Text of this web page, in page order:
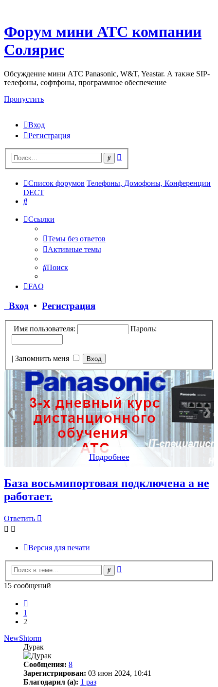
Форум мини АТС компании
Солярис
Обсуждение мини АТС Panasonic, W&T, Yeastar. А также SIP-
телефоны, софтфоны, программное обеспечение
Пропустить
Вход
Регистрация
Поиск
Список форумов Телефоны, Домофоны, Конференции
DECT
Поиск
Ссылки
Темы без ответов
Активные темы
Поиск
FAQ
Вход • Регистрация
Имя пользователя: Пароль:
| Запомнить меня
Подробнее
❮ ❯
База восьмипортовая подключена а не
работает.
Ответить
Версия для печати
Поиск
15 сообщений
1
2
NewShtorm
Дурак
Сообщения: 8
Зарегистрирован: 03 июн 2024, 10:41
Благодарил (а): 1 раз